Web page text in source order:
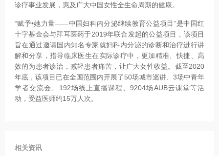
诊疗事业发展，惠及广大中国女性全生命周期的健康。
“赋予•她力量——中国妇科内分泌继续教育公益项目”是中国红
十字基金会与拜耳医药于2019年联合发起的公益项目，该项目
旨在通过邀请国内知名专家就妇科内分泌的诊断和治疗进行讲
解和分享，指导临床医生在实际诊疗中，更加精准、快捷、高
效的为患者诊治，减轻患者痛苦，让广大女性收益。截至2020
年底，该项目已在全国范围内开展了50场城市巡讲、3场中青年
学者交流会、192场线上直播课程、9204场AUB云课堂等活
动，受益医师约15万人次。
相关资讯